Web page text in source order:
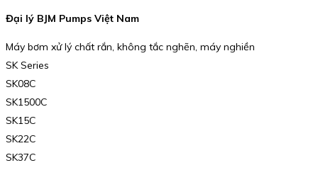
Đại lý BJM Pumps Việt Nam
Máy bơm xử lý chất rắn, không tắc nghẽn, máy nghiền
SK Series
SK08C
SK1500C
SK15C
SK22C
SK37C